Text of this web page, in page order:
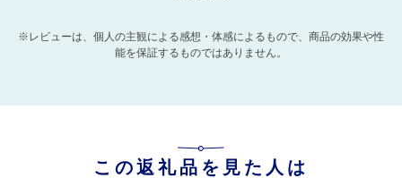
※レビューは、個人の主観による感想・体感によるもので、商品の効果や性
能を保証するものではありません。
この返礼品を見た人は